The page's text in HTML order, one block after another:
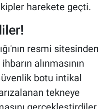
harekete geçti.
resmi sitesinden
alınmasının
botu intikal
tekneye